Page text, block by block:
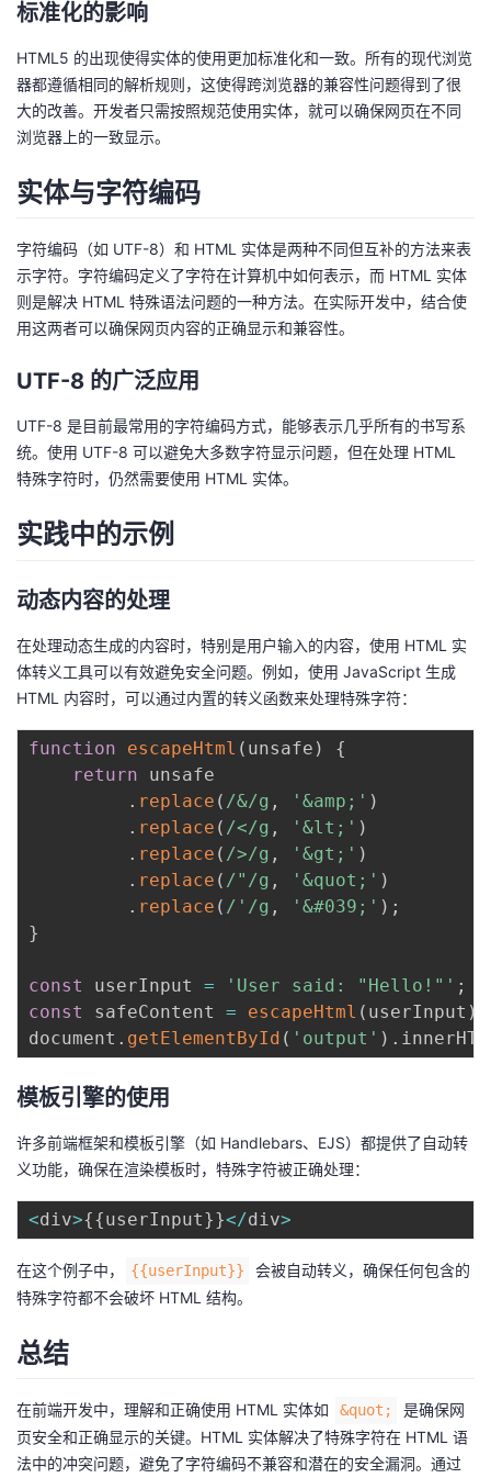
标准化的影响
HTML5 的出现使得实体的使用更加标准化和一致。所有的现代浏览
器都遵循相同的解析规则，这使得跨浏览器的兼容性问题得到了很
大的改善。开发者只需按照规范使用实体，就可以确保网页在不同
浏览器上的一致显示。
实体与字符编码
字符编码（如 UTF-8）和 HTML 实体是两种不同但互补的方法来表
示字符。字符编码定义了字符在计算机中如何表示，而 HTML 实体
则是解决 HTML 特殊语法问题的一种方法。在实际开发中，结合使
用这两者可以确保网页内容的正确显示和兼容性。
UTF-8 的广泛应用
UTF-8 是目前最常用的字符编码方式，能够表示几乎所有的书写系
统。使用 UTF-8 可以避免大多数字符显示问题，但在处理 HTML
特殊字符时，仍然需要使用 HTML 实体。
实践中的示例
动态内容的处理
在处理动态生成的内容时，特别是用户输入的内容，使用 HTML 实
体转义工具可以有效避免安全问题。例如，使用 JavaScript 生成
HTML 内容时，可以通过内置的转义函数来处理特殊字符：
function escapeHtml ( unsafe )
{
return unsafe
. replace ( /&/g , '&amp;' )
. replace ( /</g , '&lt;' )
. replace ( />/g , '&gt;' )
. replace ( /" /g , '&quot;' )
. replace ( / ' /g , '&#039;' ) ;
}
const userInput = 'User said: "Hello!"' ;
const
safeContent = escapeHtml ( userInput )
document . getElementById ( 'output' ) .
模板引擎的使用
许多前端框架和模板引擎（如 Handlebars、EJS）都提供了自动转
义功能，确保在渲染模板时，特殊字符被正确处理：
<div>{{userInput}}</div>
在这个例子中， {{userInput}}
会被自动转义，确保任何包含的
特殊字符都不会破坏 HTML 结构。
总结
在前端开发中，理解和正确使用 HTML 实体如 &quot;
是确保网
页安全和正确显示的关键。HTML 实体解决了特殊字符在 HTML 语
法中的冲突问题，避免了字符编码不兼容和潜在的安全漏洞。通过